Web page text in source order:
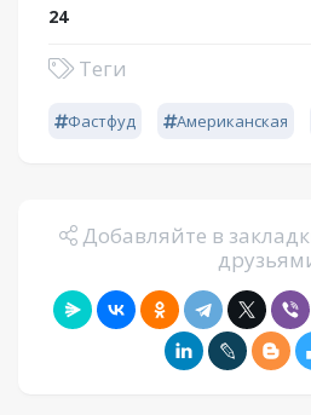
24
Теги
Фастфуд Американская
Добавляйте в